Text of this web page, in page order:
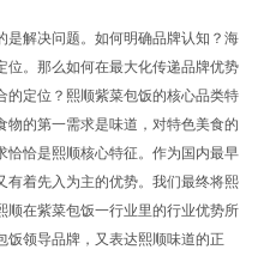
是解决问题。如何明确品牌认知？海
位。那么如何在最大化传递品牌优势
的定位？熙顺紫菜包饭的核心品类特
物的第一需求是味道，对特色美食的
恰恰是熙顺核心特征。作为国内最早
有着先入为主的优势。我们最终将熙
顺在紫菜包饭一行业里的行业优势所
饭领导品牌，又表达熙顺味道的正